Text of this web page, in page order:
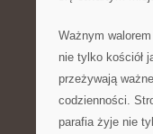
Ważnym
nie tylko kościół
przeżywają
codzienności.
parafia żyje nie